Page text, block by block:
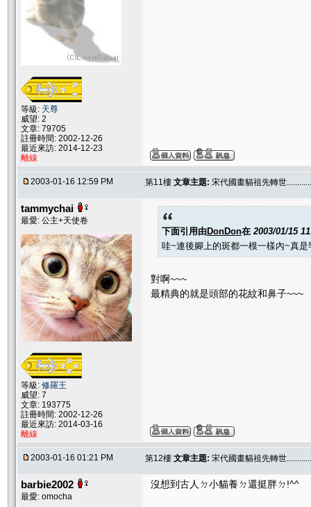
等級: 天尊
威望: 2
文章: 79705
註冊時間: 2002-12-26
最近來訪: 2014-12-23
離線
2003-01-16 12:59 PM 第11樓 文章主題: 宋代國畫貓祖先轉世
tammychai
最愛: 公主+天使卷
等級: 修羅王
威望: 7
文章: 193775
註冊時間: 2002-12-26
最近來訪: 2014-03-16
離線
下面引用由DonDon在 2003/01/15
哇~連後腳上的斑都一模一樣內~真
對啊~~~
最精典的就是頭部的花紋和鼻子~~~
2003-01-16 01:21 PM 第12樓 文章主題: 宋代國畫貓祖先轉世
barbie2002
最愛: omocha
沒想到古人ㄉ小貓養ㄉ還挺胖ㄉ!^^